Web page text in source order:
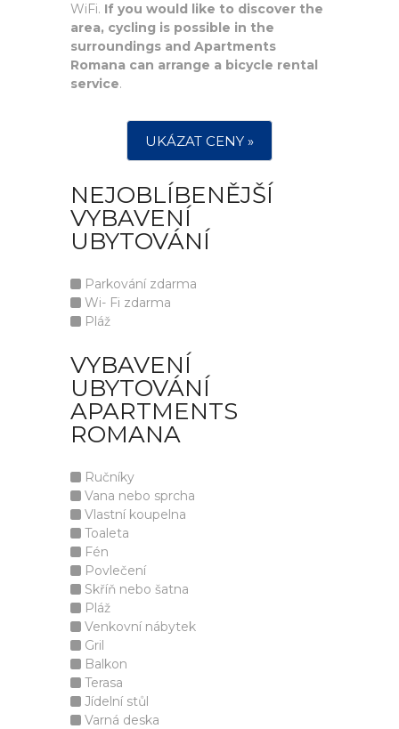
WiFi. If you would like to discover the
area, cycling is possible in the
surroundings and Apartments
Romana can arrange a bicycle rental
service.
UKÁZAT CENY »
NEJOBLÍBENĚJŠÍ
VYBAVENÍ
UBYTOVÁNÍ
Parkování zdarma
Wi- Fi zdarma
Pláž
VYBAVENÍ
UBYTOVÁNÍ
APARTMENTS
ROMANA
Ručníky
Vana nebo sprcha
Vlastní koupelna
Toaleta
Fén
Povlečení
Skříň nebo šatna
Pláž
Venkovní nábytek
Gril
Balkon
Terasa
Jídelní stůl
Varná deska